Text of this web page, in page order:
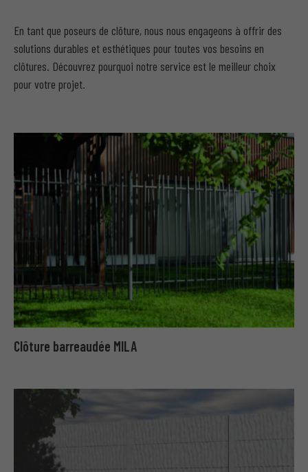
En tant que poseurs de clôture, nous nous engageons à offrir des
solutions durables et esthétiques pour toutes vos besoins en
clôtures. Découvrez pourquoi notre service est le meilleur choix
pour votre projet.
Clôture barreaudée MILA